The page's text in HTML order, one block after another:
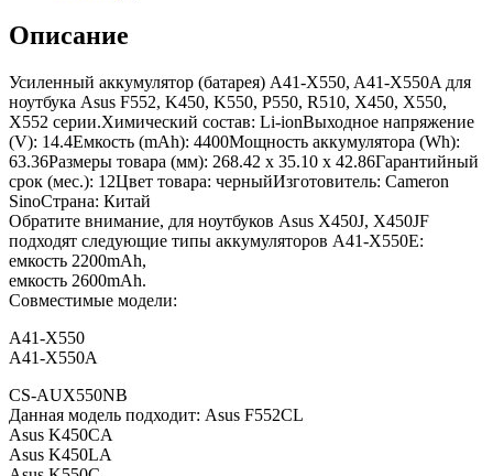
Описание
Усиленный аккумулятор (батарея) A41-X550, A41-X550A для
ноутбука Asus F552, K450, K550, P550, R510, X450, X550,
X552 серии.Химический состав: Li-ionВыходное напряжение
(V): 14.4Емкость (mAh): 4400Мощность аккумулятора (Wh):
63.36Размеры товара (мм): 268.42 x 35.10 x 42.86Гарантийный
срок (мес.): 12Цвет товара: черныйИзготовитель: Cameron
SinoСтрана: Китай
Обратите внимание, для ноутбуков Asus X450J, X450JF
подходят следующие типы аккумуляторов A41-X550E:
емкость 2200mAh,
емкость 2600mAh.
Совместимые модели:
A41-X550
A41-X550A
CS-AUX550NB
Данная модель подходит: Asus F552CL
Asus K450CA
Asus K450LA